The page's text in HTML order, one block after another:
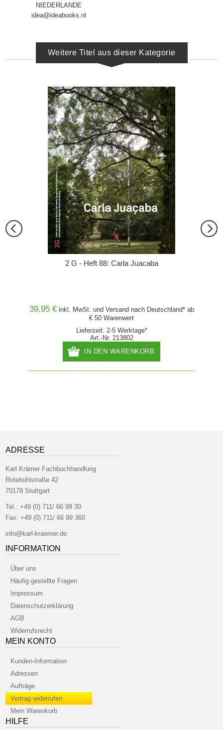
NIEDERLANDE
idea@ideabooks.nl
Weitere Titel aus dieser Kategorie
2 G - Heft 88: Carla Juacaba
39,95 € inkl. MwSt. und Versandnach Deutschland* ab
€ 50 Warenwert
Lieferzeit: 2-5 Werktage*
Art.-Nr. 213802
IN DEN WARENKORB
ADRESSE
Karl Krämer Fachbuchhandlung
Rotebühlstraße 42
70178 Stuttgart
Tel.:+49 (0) 711/ 66 99 30
Fax: +49 (0) 711/ 66 99 360
info@karl-kraemer.de
INFORMATION
Über uns
Häufig gestellte Fragen
Impressum
Datenschutzerklärung
AGB
Widerrufsrecht
MEIN KONTO
Kunden-Information
Adressen
Aufträge
Vertrag widerrufen
Mein Warenkorb
HILFE